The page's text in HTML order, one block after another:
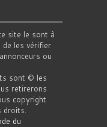
site le sont à
les vérifier
ou
sont © les
retirerons
copyright
droits.
du